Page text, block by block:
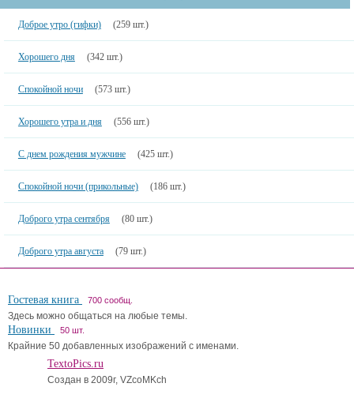
Доброе утро (гифки) (259 шт.)
Хорошего дня (342 шт.)
Спокойной ночи (573 шт.)
Хорошего утра и дня (556 шт.)
С днем рождения мужчине (425 шт.)
Спокойной ночи (прикольные) (186 шт.)
Доброго утра сентября (80 шт.)
Доброго утра августа (79 шт.)
Гостевая книга 700 сообщ.
Здесь можно общаться на любые темы.
Новинки 50 шт.
Крайние 50 добавленных изображений с именами.
TextoPics.ru
Создан в 2009г, VZcoMKch